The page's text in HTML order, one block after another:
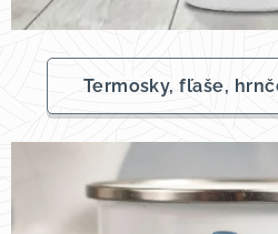
Termosky, fľaše,